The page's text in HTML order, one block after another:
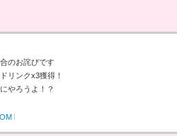
のお詫びです
リンクx3獲得！
やろうよ！？